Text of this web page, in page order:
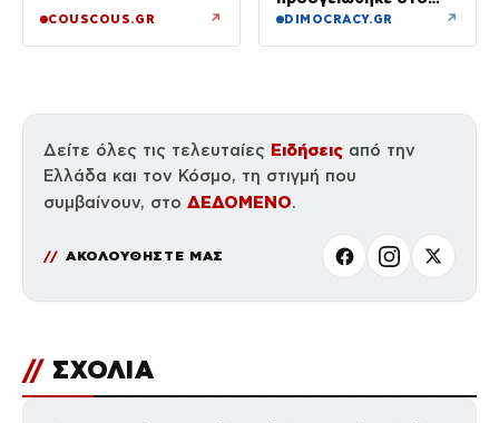
COUSCOUS.GR ↗
Σαρακήνικο της
DIMOCRACY.GR ↗
Δείτε όλες τις τελευταίες Ειδήσεις από την
Ελλάδα και τον Κόσμο, τη στιγμή που
συμβαίνουν, στο ΔΕΔΟΜΕΝΟ.
ΑΚΟΛΟΥΘΗΣΤΕ ΜΑΣ
// ΣΧΟΛΙΑ